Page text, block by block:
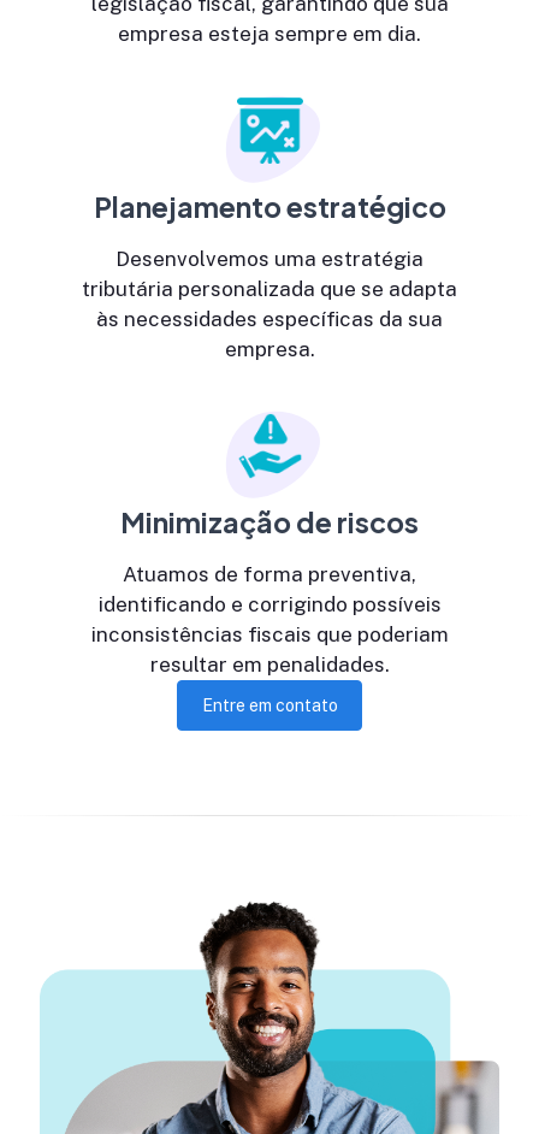
empresa esteja sempre em dia.
Planejamento estratégico
Desenvolvemos uma estratégia
tributária personalizada que se adapta
às necessidades específicas da sua
empresa.
Minimização de riscos
Atuamos de forma preventiva,
identificando e corrigindo possíveis
inconsistências fiscais que poderiam
resultar em penalidades.
Entre em contato